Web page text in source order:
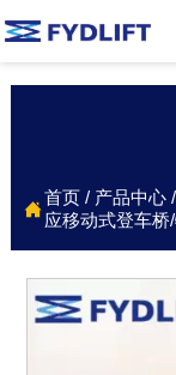

首页/ 产品中心/
应移动式登车